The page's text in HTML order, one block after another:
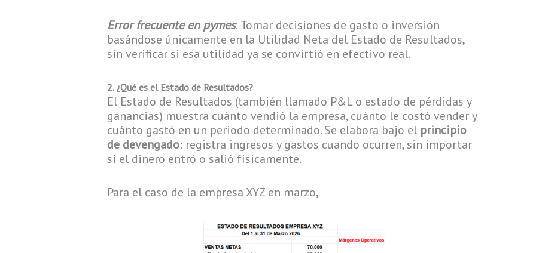
Error frecuente en pymes: Tomar decisiones de gasto o inversión
basándose únicamente en la Utilidad Neta del Estado de Resultados,
sin verificar si esa utilidad ya se convirtió en efectivo real.
2. ¿Qué es el Estado de Resultados?
El Estado de Resultados (también llamado P&L o estado de pérdidas y
ganancias) muestra cuánto vendió la empresa, cuánto le costó vender y
cuánto gastó en un periodo determinado. Se elabora bajo el principio
de devengado: registra ingresos y gastos cuando ocurren, sin importar
si el dinero entró o salió físicamente.
Para el caso de la empresa XYZ en marzo,